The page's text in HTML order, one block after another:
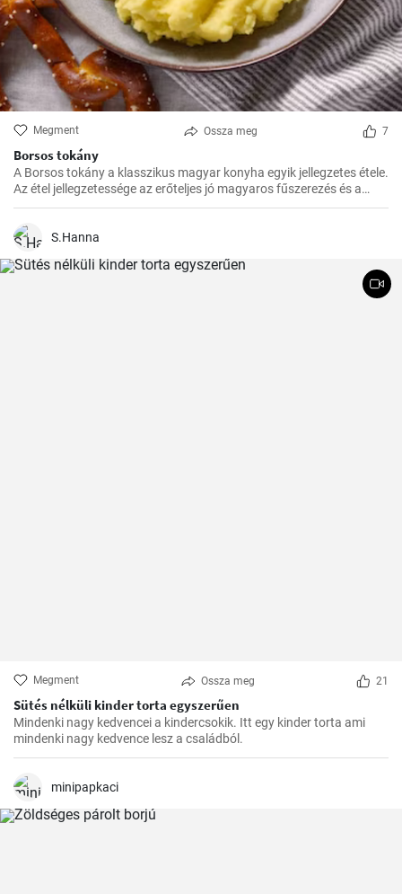
Megment Ossza meg 7
Borsos tokány
A Borsos tokány a klasszikus magyar konyha egyik jellegzetes étele.
Az étel jellegzetessége az erőteljes jó magyaros fűszerezés és a
hosszú, lassú főzés, melynek köszönhetően az ízek mindig
belőle.
S.Hanna
Megment Ossza meg 21
Sütés nélküli kinder torta egyszerűen
Mindenki nagy kedvencei a kindercsokik. Itt egy kinder torta ami
mindenki nagy kedvence lesz a családból.
minipapkaci